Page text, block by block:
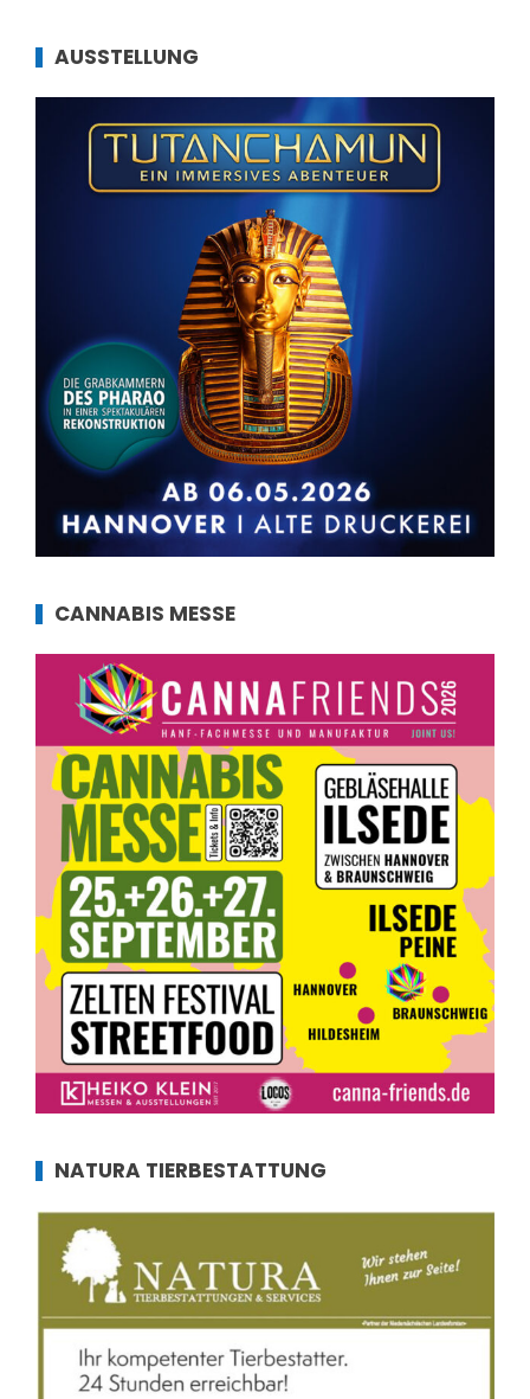
AUSSTELLUNG
CANNABIS MESSE
NATURA TIERBESTATTUNG